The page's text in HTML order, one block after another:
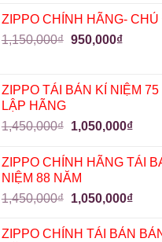
ZIPPO CHÍNH HÃNG-
1,150,000₫ 950,000₫
ZIPPO TÁI BẢN KỈ NIỆM
LẬP HÃNG
1,450,000₫ 1,050,000₫
ZIPPO CHÍNH HÃNG TÁI
NIỆM 88 NĂM
1,450,000₫ 1,050,000₫
ZIPPO CHÍNH TÁI BẢN